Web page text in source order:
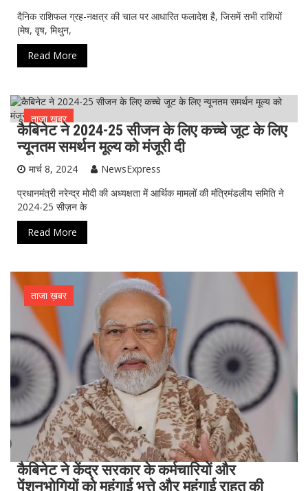
दैनिक राशिफल ग्रह-नक्षत्र की चाल पर आधारित फलादेश है, जिसमें सभी राशियों
(मेष, वृष, मिथुन,
Read More
ताजा ख़बर
कैबिनेट ने 2024-25 सीजन के लिए कच्चे जूट के लिए
न्यूनतम समर्थन मूल्य को मंजूरी दी
मार्च 8, 2024
NewsExpress
प्रधानमंत्री नरेन्द्र मोदी की अध्यक्षता में आर्थिक मामलों की मंत्रिमंडलीय समिति ने
2024-25 सीज़न के
Read More
ताजा ख़बर
कैबिनेट ने केंद्र सरकार के कर्मचारियों और
पेंशनभोगियों को महंगाई भत्ते और महंगाई राहत की